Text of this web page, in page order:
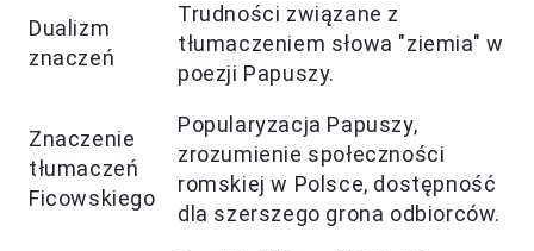
Dualizm
znaczeń
Trudności związane z
tłumaczeniem słowa "ziemia" w
poezji Papuszy.
Znaczenie
tłumaczeń
Ficowskiego
Popularyzacja Papuszy,
zrozumienie społeczności
romskiej w Polsce, dostępność
dla szerszego grona odbiorców.